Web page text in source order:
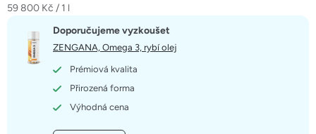
z
hvězdiček.
Měrná
59 800 Kč / 1 l
Doporučujeme vyzkoušet
ZENGANA, Omega 3, rybí olej
Prémiová kvalita
Přirozená forma
Výhodná cena